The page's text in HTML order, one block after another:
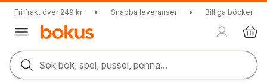
Fri frakt över 249 kr • Snabba leveranser • Billiga böcker
Sök bok, spel, pussel, penna...